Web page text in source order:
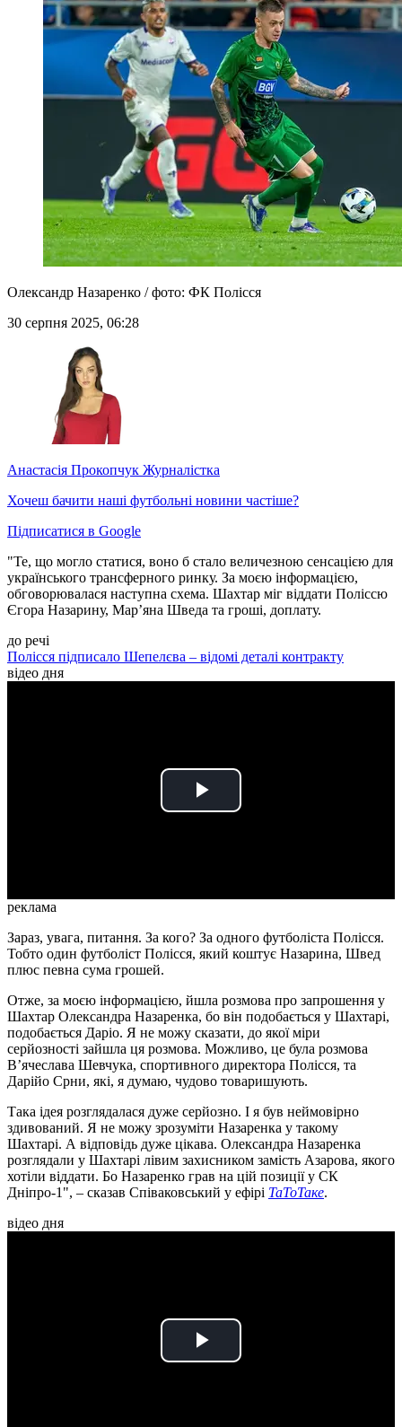
Олександр Назаренко / фото: ФК Полісся
30 серпня 2025, 06:28
Анастасія Прокопчук Журналістка
Хочеш бачити наші футбольні новини частіше?
Підписатися в Google
"Те, що могло статися, воно б стало величезною сенсацією для
українського трансферного ринку. За моєю інформацією,
обговорювалася наступна схема. Шахтар міг віддати Поліссю
Єгора Назарину, Марʼяна Шведа та гроші, доплату.
до речі
Полісся підписало Шепелєва – відомі деталі контракту
відео дня
Play
реклама
Зараз, увага, питання. За кого? За одного футболіста Полісся.
Тобто один футболіст Полісся, який коштує Назарина, Швед
плюс певна сума грошей.
Отже, за моєю інформацією, йшла розмова про запрошення у
Шахтар Олександра Назаренка, бо він подобається у Шахтарі,
подобається Даріо. Я не можу сказати, до якої міри
серйозності зайшла ця розмова. Можливо, це була розмова
В’ячеслава Шевчука, спортивного директора Полісся, та
Дарійо Срни, які, я думаю, чудово товаришують.
Така ідея розглядалася дуже серйозно. І я був неймовірно
здивований. Я не можу зрозуміти Назаренка у такому
Шахтарі. А відповідь дуже цікава. Олександра Назаренка
розглядали у Шахтарі лівим захисником замість Азарова, якого
хотіли віддати. Бо Назаренко грав на цій позиції у СК
Дніпро-1", – сказав Співаковський у ефірі ТаТоТаке.
відео дня
Play